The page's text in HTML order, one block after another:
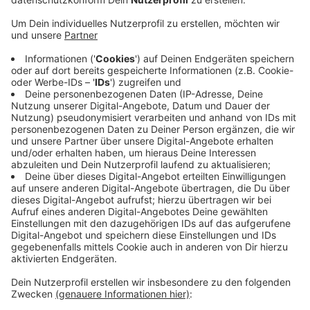
Witten: Klimawandel und nervige Staus - Bus und Bahn
müssen attraktiver werden, sagt die SPD-Fraktion.
Deshalb soll die Stadtverwaltung prüfen, ob eine
kostenlose Nutzung des Nahverkehrs in Witten
möglich ist. Ganz konkret soll ausgerechnet werden,
was es kostet, wenn alle Wittener oder nur bestimmte
Nutzergruppen, wie Schüler und Studenten oder auch
Senioren zum Beispiel abends ab halb 10 gratis mit
Bus und Bahn fahren können. Die Idee ist: Wer abends
kostenlos fährt, lässt sich von den Vorzügen
öffentlicher Verkehrsmittel überzeugen und lässt
vielleicht auch tagsüber öfter das Auto stehen. Über
den Antrag der SPD spricht heute die Politik in Witten.
Anzeige